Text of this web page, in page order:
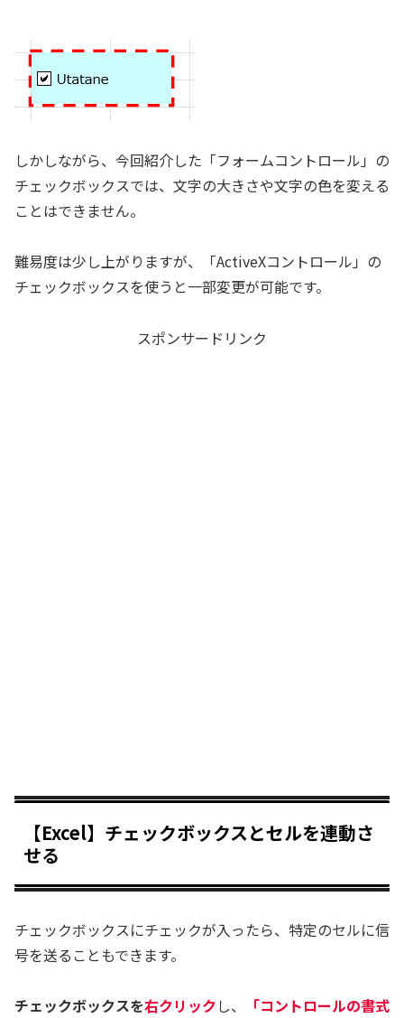
しかしながら、今回紹介した「フォームコントロール」の
チェックボックスでは、文字の大きさや文字の色を変える
ことはできません。
難易度は少し上がりますが、「ActiveXコントロール」の
チェックボックスを使うと一部変更が可能です。
スポンサードリンク
【Excel】チェックボックスとセルを連動さ
せる
チェックボックスにチェックが入ったら、特定のセルに信
号を送ることもできます。
チェックボックスを右クリックし、
「コントロールの書式